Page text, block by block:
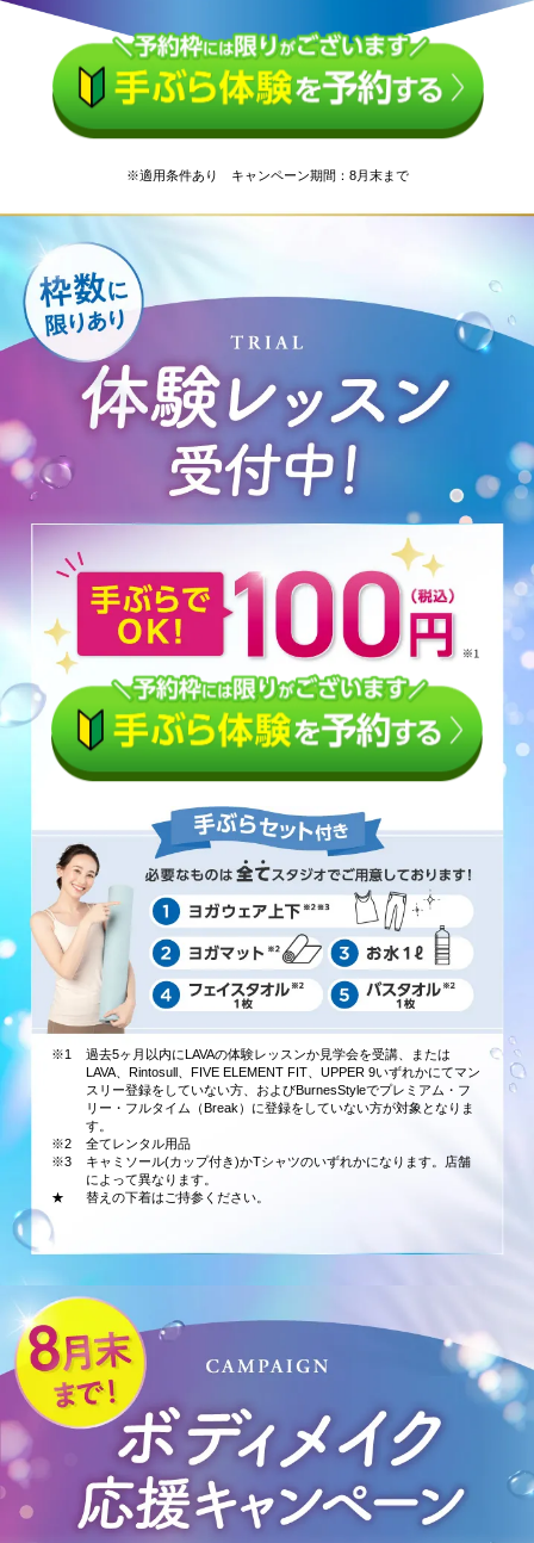
※適用条件あり キャンペーン期間：8月末まで
※1
過去5ヶ月以内にLAVAの体験レッスンか見学会を受講、または
LAVA、Rintosull、FIVE ELEMENT FIT、UPPER 9いずれかにてマン
スリー登録をしていない方、およびBurnesStyleでプレミアム・フ
リー・フルタイム（Break）に登録をしていない方が対象となりま
す。
※2
全てレンタル用品
※3
キャミソール(カップ付き)かTシャツのいずれかになります。店舗
によって異なります。
★
替えの下着はご持参ください。